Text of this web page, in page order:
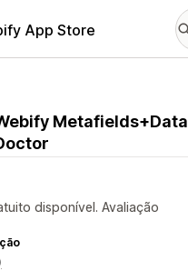
App Store
Metafields+Data
disponível. Avaliação